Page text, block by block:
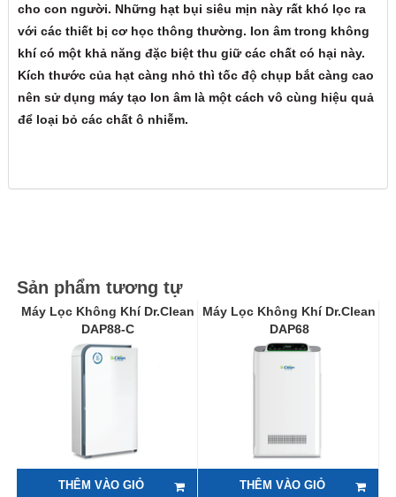
cho con người. Những hạt bụi siêu mịn này rất khó lọc ra
với các thiết bị cơ học thông thường. Ion âm trong không
khí có một khả năng đặc biệt thu giữ các chất có hại này.
Kích thước của hạt càng nhỏ thì tốc độ chụp bắt càng cao
nên sử dụng máy tạo Ion âm là một cách vô cùng hiệu quả
để loại bỏ các chất ô nhiễm.
Sản phẩm tương tự
Máy Lọc Không Khí Dr.Clean
DAP88-C
THÊM VÀO GIỎ
Máy Lọc Không Khí Dr.Clean
DAP68
THÊM VÀO GIỎ